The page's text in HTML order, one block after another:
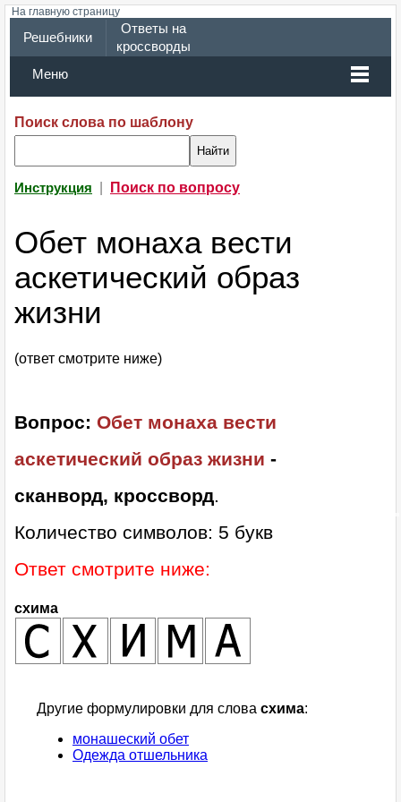
На главную страницу
Решебники
Ответы на
кроссворды
Меню
Поиск слова по шаблону
Инструкция Поиск по вопросу
Обет монаха вести
аскетический образ
жизни
(ответ смотрите ниже)
Вопрос: Обет монаха вести
аскетический образ жизни -
сканворд, кроссворд.
Количество символов: 5 букв
Ответ смотрите ниже:
схима
Другие формулировки для слова схима:
монашеский обет
Одежда отшельника